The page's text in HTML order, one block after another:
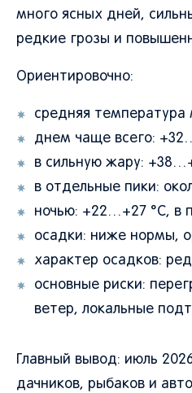
много ясных дней,
редкие грозы и
Ориентировочно:
средняя температура
днем чаще всего:
в сильную жару:
в отдельные пики:
ночью: +22…+27 °C, в
осадки: ниже нормы,
характер осадков:
основные риски:
ветер, локальные
Главный вывод: июль
дачников, рыбаков и